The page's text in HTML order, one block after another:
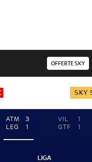
OFFERTE SKY
SKY
ATM
3
LEG
1
VIL
1
GTF
1
LIGA